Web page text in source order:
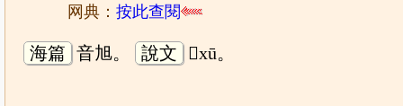
网典：按此查閱
海篇 音旭。 說文 𣚏xū。